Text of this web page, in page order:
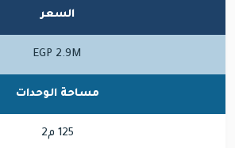
السعر
EGP 2.9M
مساحة الوحدات
125 م2